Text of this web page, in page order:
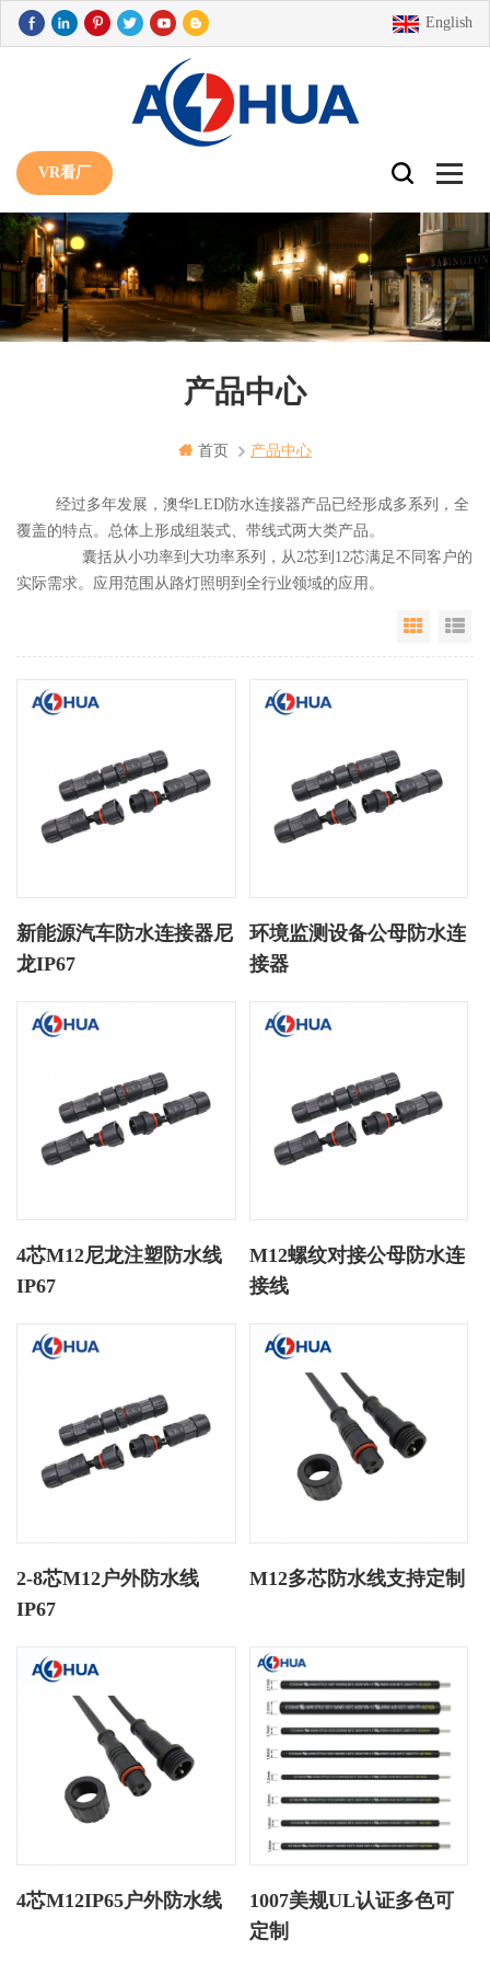
English
VR看厂
产品中心
首页 产品中心
经过多年发展，澳华LED防水连接器产品已经形成多系列，全
覆盖的特点。总体上形成组装式、带线式两大类产品。
囊括从小功率到大功率系列，从2芯到12芯满足不同客户的
实际需求。应用范围从路灯照明到全行业领域的应用。
Grid
新能源汽车防水连接器尼
龙IP67
环境监测设备公母防水连
接器
4芯M12尼龙注塑防水线
IP67
M12螺纹对接公母防水连
接线
2-8芯M12户外防水线
IP67
M12多芯防水线支持定制
4芯M12IP65户外防水线
1007美规UL认证多色可
定制